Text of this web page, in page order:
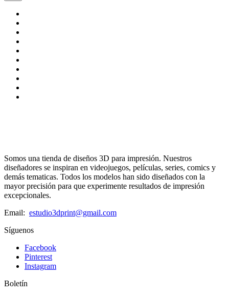
Somos una tienda de diseños 3D para impresión. Nuestros
diseñadores se inspiran en videojuegos, películas, series, comics y
demás tematicas. Todos los modelos han sido diseñados con la
mayor precisión para que experimente resultados de impresión
excepcionales.
Email: estudio3dprint@gmail.com
Síguenos
Facebook
Pinterest
Instagram
Boletín